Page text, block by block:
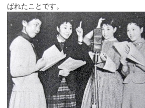
ばれたことです。